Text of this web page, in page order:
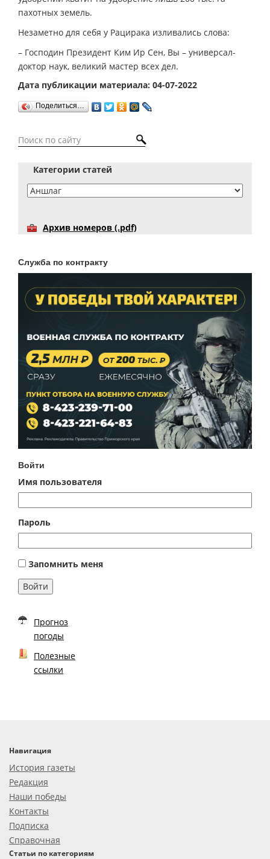
пахотных земель.
Незаметно для себя у Рацирака изливались слова:
– Господин Президент Ким Ир Сен, Вы – универсал-
доктор наук, великий мастер всех дел.
Дата публикации материала: 04-07-2022
Поделиться…
Категории статей
Архив номеров (.pdf)
Служба по контракту
Войти
Имя пользователя
Пароль
Запомнить меня
Войти
Прогноз
погоды
Полезные
ссылки
Навигация
История газеты
Редакция
Наши победы
Контакты
Подписка
Справочная
Статьи по категориям